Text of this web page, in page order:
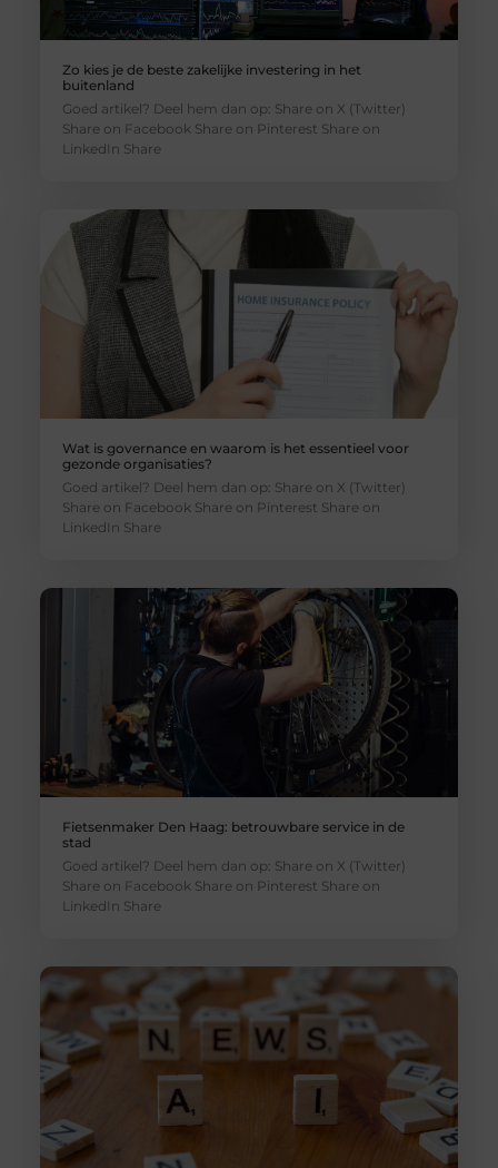
Zo kies je de beste zakelijke investering in het
buitenland
Goed artikel? Deel hem dan op: Share on X (Twitter)
Share on Facebook Share on Pinterest Share on
LinkedIn Share
Wat is governance en waarom is het essentieel voor
gezonde organisaties?
Goed artikel? Deel hem dan op: Share on X (Twitter)
Share on Facebook Share on Pinterest Share on
LinkedIn Share
Fietsenmaker Den Haag: betrouwbare service in de
stad
Goed artikel? Deel hem dan op: Share on X (Twitter)
Share on Facebook Share on Pinterest Share on
LinkedIn Share